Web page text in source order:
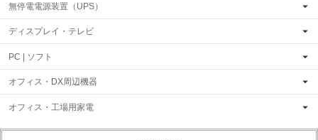
無停電電源装置（UPS）
ディスプレイ・テレビ
PC | ソフト
オフィス・DX周辺機器
オフィス・工場用家電